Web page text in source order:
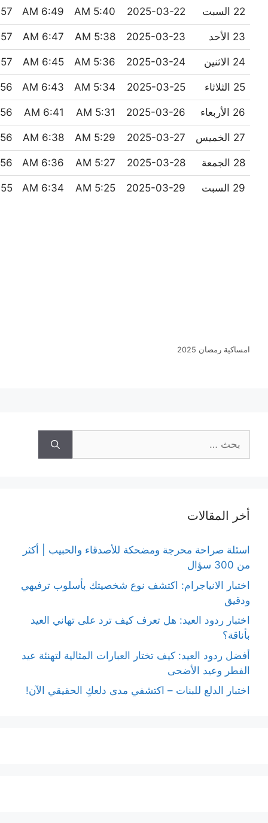
22 السبت 2025-03-22
5:40 AM
6:49 AM
PM
23 الأحد 2025-03-23
5:38 AM
6:47 AM
PM
24 الاثنين 2025-03-24
5:36 AM
6:45 AM
PM
25 الثلاثاء 2025-03-25
5:34 AM
6:43 AM
PM
26 الأربعاء 2025-03-26
5:31 AM
6:41 AM
PM
27 الخميس 2025-03-27
5:29 AM
6:38 AM
PM
28 الجمعة 2025-03-28
5:27 AM
6:36 AM
PM
29 السبت 2025-03-29
5:25 AM
6:34 AM
PM
امساكية رمضان 2025
عن:
أخر المقالات
اسئلة صراحة محرجة ومضحكة للأصدقاء والحبيب | أكثر
من 300 سؤال
اختبار الانياجرام: اكتشف نوع شخصيتك بأسلوب ترفيهي
ودقيق
اختبار ردود العيد: هل تعرف كيف ترد على تهاني العيد
بأناقة؟
أفضل ردود العيد: كيف تختار العبارات المثالية لتهنئة عيد
الفطر وعيد الأضحى
اختبار الدلع للبنات – اكتشفي مدى دلعكِ الحقيقي الآن!